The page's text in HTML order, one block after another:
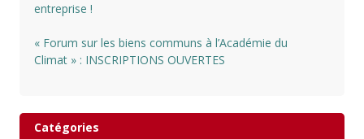
entreprise !
« Forum sur les biens communs à l’Académie du
Climat » : INSCRIPTIONS OUVERTES
Catégories